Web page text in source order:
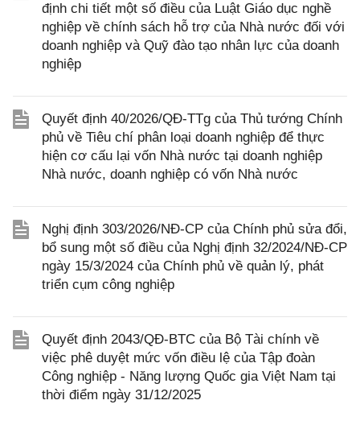
định chi tiết một số điều của Luật Giáo dục nghề
nghiệp về chính sách hỗ trợ của Nhà nước đối với
doanh nghiệp và Quỹ đào tạo nhân lực của doanh
nghiệp
Quyết định 40/2026/QĐ-TTg của Thủ tướng Chính
phủ về Tiêu chí phân loại doanh nghiệp để thực
hiện cơ cấu lại vốn Nhà nước tại doanh nghiệp
Nhà nước, doanh nghiệp có vốn Nhà nước
Nghị định 303/2026/NĐ-CP của Chính phủ sửa đổi,
bổ sung một số điều của Nghị định 32/2024/NĐ-CP
ngày 15/3/2024 của Chính phủ về quản lý, phát
triển cụm công nghiệp
Quyết định 2043/QĐ-BTC của Bộ Tài chính về
việc phê duyệt mức vốn điều lệ của Tập đoàn
Công nghiệp - Năng lượng Quốc gia Việt Nam tại
thời điểm ngày 31/12/2025